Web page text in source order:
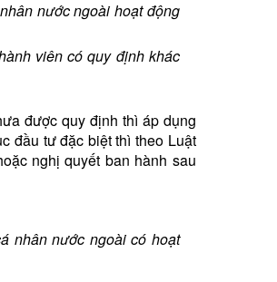
nước ngoài hoạt động
viên có quy định khác
được quy định thì áp dụng
đầu tư đặc biệt thì theo Luật
nghị quyết ban hành sau
nhân nước ngoài có hoạt